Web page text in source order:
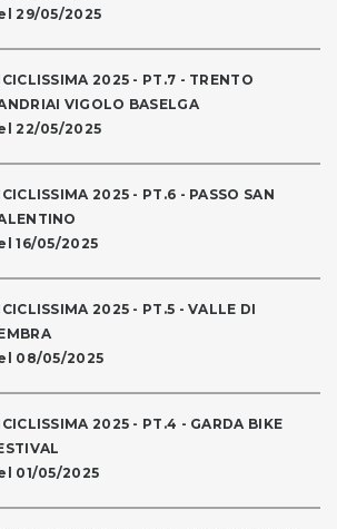
29/05/2025
2025 - PT.7 - TRENTO
VIGOLO BASELGA
22/05/2025
2025 - PT.6 - PASSO SAN
16/05/2025
2025 - PT.5 - VALLE DI
08/05/2025
2025 - PT.4 - GARDA BIKE
01/05/2025